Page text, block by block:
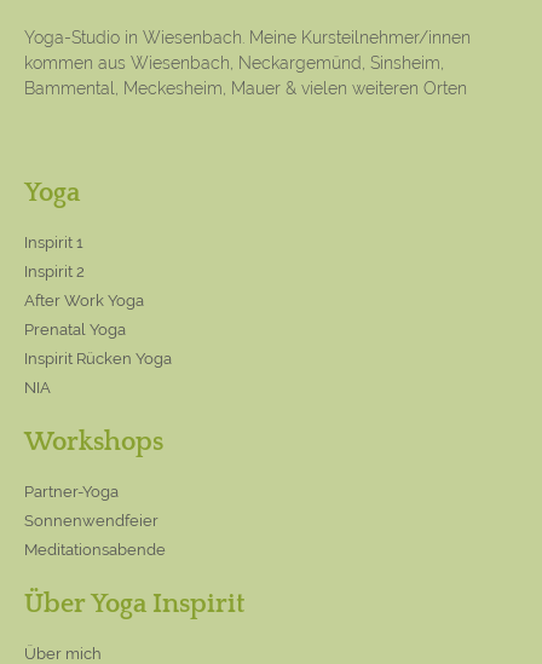
Yoga-Studio in Wiesenbach. Meine Kursteilnehmer/innen
kommen aus Wiesenbach, Neckargemünd, Sinsheim,
Bammental, Meckesheim, Mauer & vielen weiteren Orten
Yoga
Inspirit 1
Inspirit 2
After Work Yoga
Prenatal Yoga
Inspirit Rücken Yoga
NIA
Workshops
Partner-Yoga
Sonnenwendfeier
Meditationsabende
Über Yoga Inspirit
Über mich